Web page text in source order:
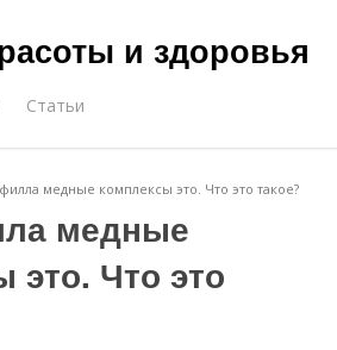
и здоровья
Статьи
медные комплексы это. Что это такое?
медные
это. Что это